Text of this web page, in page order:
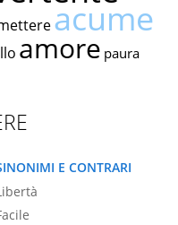
acume
amore paura
E CONTRARI